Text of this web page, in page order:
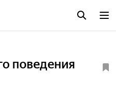
поведения